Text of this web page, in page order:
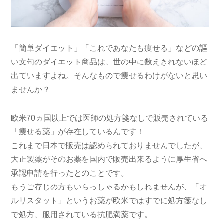
「簡単ダイエット」「これであなたも痩せる」などの謳
い文句のダイエット商品は、世の中に数えきれないほど
出ていますよね。そんなもので痩せるわけがないと思い
ませんか？
欧米70ヵ国以上では医師の処方箋なしで販売されている
「痩せる薬」が存在しているんです！
これまで日本で販売は認められておりませんでしたが、
大正製薬がそのお薬を国内で販売出来るように厚生省へ
承認申請を行ったとのことです。
もうご存じの方もいらっしゃるかもしれませんが、「オ
ルリスタット」というお薬が欧米ではすでに処方箋なし
で処方、服用されている抗肥満薬です。